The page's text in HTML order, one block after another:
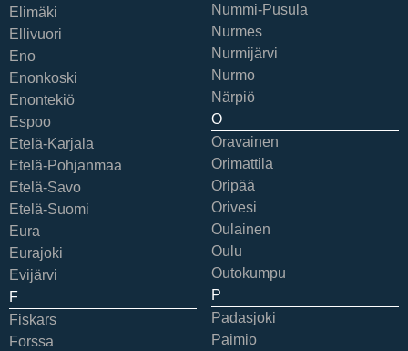
Elimäki
Ellivuori
Eno
Enonkoski
Enontekiö
Espoo
Etelä-Karjala
Etelä-Pohjanmaa
Etelä-Savo
Etelä-Suomi
Eura
Eurajoki
Evijärvi
F
Fiskars
Forssa
Nummi-Pusula
Nurmes
Nurmijärvi
Nurmo
Närpiö
O
Oravainen
Orimattila
Oripää
Orivesi
Oulainen
Oulu
Outokumpu
P
Padasjoki
Paimio